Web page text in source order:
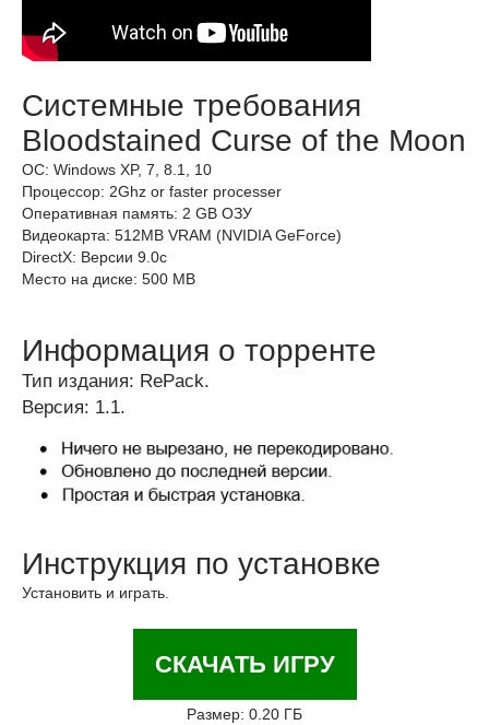
Системные требования
Bloodstained Curse of the Moon
ОС: Windows XP, 7, 8.1, 10
Процессор: 2Ghz or faster processer
Оперативная память: 2 GB ОЗУ
Видеокарта: 512MB VRAM (NVIDIA GeForce)
DirectX: Версии 9.0c
Место на диске: 500 MB
Информация о торренте
Тип издания: RePack.
Версия: 1.1.
Инструкция по установке
Установить и играть.
СКАЧАТЬ ИГРУ
Размер: 0.20 ГБ